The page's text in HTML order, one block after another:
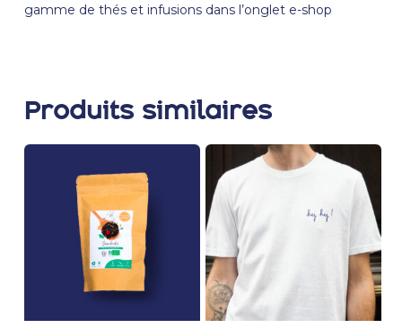
gamme de thés et infusions dans l’onglet e-shop
Produits similaires